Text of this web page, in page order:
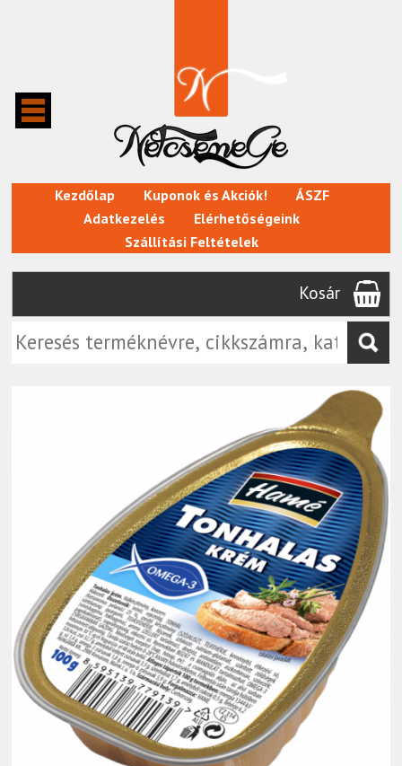
Kezdőlap Kuponok és Akciók!
ÁSZF
Adatkezelés
Elérhetőségeink
Szállítási Feltételek
Kosár